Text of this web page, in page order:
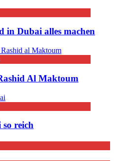
in Dubai alles machen
Al Maktoum
reich